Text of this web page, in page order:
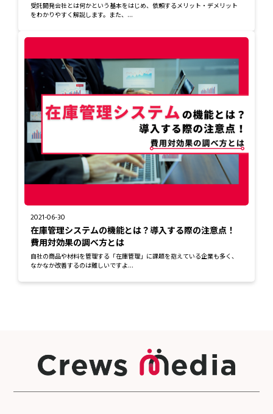
受託開発会社とは何かという基本をはじめ、依頼するメリット・デメリット
をわかりやすく解説します。また、...
2021-06-30
在庫管理システムの機能とは？導入する際の注意点！
費用対効果の調べ方とは
自社の商品や材料を管理する「在庫管理」に課題を抱えている企業も多く、
なかなか改善するのは難しいですよ...